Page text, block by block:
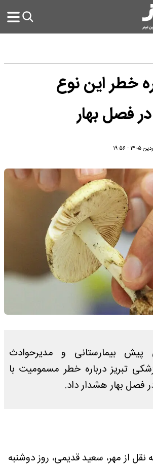
خطر این نوع
فصل بهار
پیش بیمارستانی و مدیرحوادث
تبریز درباره خطر مسمومیت با
فصل بهار هشدار داد.
نقل از مهر، سعید قدیمی، روز دوشنبه